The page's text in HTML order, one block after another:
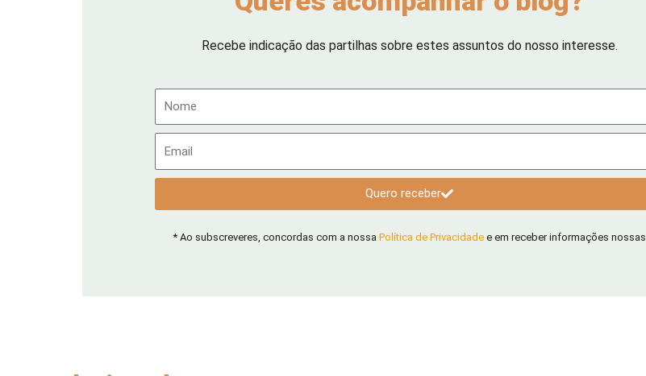
Recebe indicação das partilhas sobre estes assuntos do nosso interesse.
Nome
Email
Quero receber
* Ao subscreveres, concordas com a nossa Política de Privacidade e em receber informações nossas